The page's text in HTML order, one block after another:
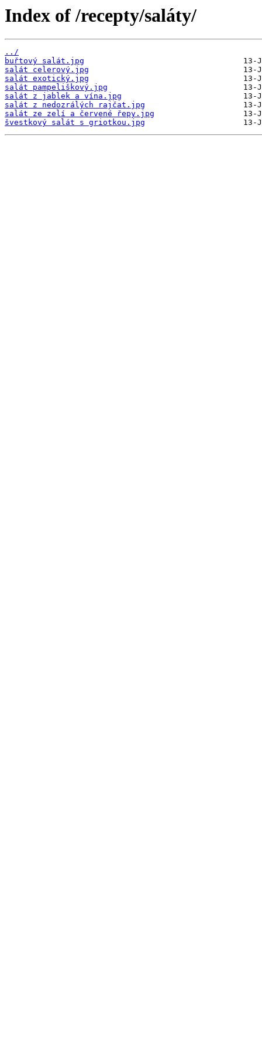
Index of /recepty/saláty/
../
buřtový salát.jpg
salát celerový.jpg
salát exotický.jpg
salát pampeliškový.jpg
salát z jablek a vína.jpg
salát z nedozrálých rajčat.jpg
salát ze zelí a červené řepy.jpg
švestkový salát s griotkou.jpg